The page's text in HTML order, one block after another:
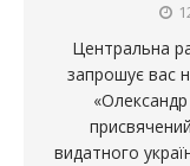
Центральна
запрошує вас
«Олександр
видатного